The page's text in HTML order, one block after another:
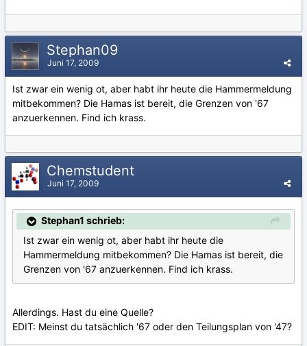
Stephan09
Juni 17, 2009
Ist zwar ein wenig ot, aber habt ihr heute die Hammermeldung
mitbekommen? Die Hamas ist bereit, die Grenzen von '67
anzuerkennen. Find ich krass.
Chemstudent
Juni 17, 2009
Stephan1 schrieb:
Ist zwar ein wenig ot, aber habt ihr heute die
Hammermeldung mitbekommen? Die Hamas ist bereit, die
Grenzen von '67 anzuerkennen. Find ich krass.
Allerdings. Hast du eine Quelle?
EDIT: Meinst du tatsächlich '67 oder den Teilungsplan von '47?